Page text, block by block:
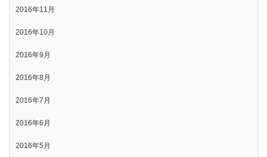
2016年11月
2016年10月
2016年9月
2016年8月
2016年7月
2016年6月
2016年5月